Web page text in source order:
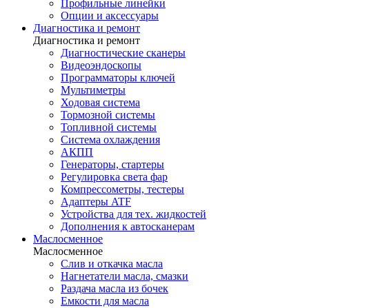
Профильные линейки
Опции и аксессуары
Диагностика и ремонт
Диагностика и ремонт
Диагностические сканеры
Видеоэндоскопы
Программаторы ключей
Мультиметры
Ходовая система
Тормозной системы
Топливной системы
Система охлаждения
АКПП
Генераторы, стартеры
Регулировка света фар
Компрессометры, тестеры
Адаптеры ATF
Устройства для тех. жидкостей
Дополнения к автосканерам
Маслосменное
Маслосменное
Слив и откачка масла
Нагнетатели масла, смазки
Раздача масла из бочек
Емкости для масла